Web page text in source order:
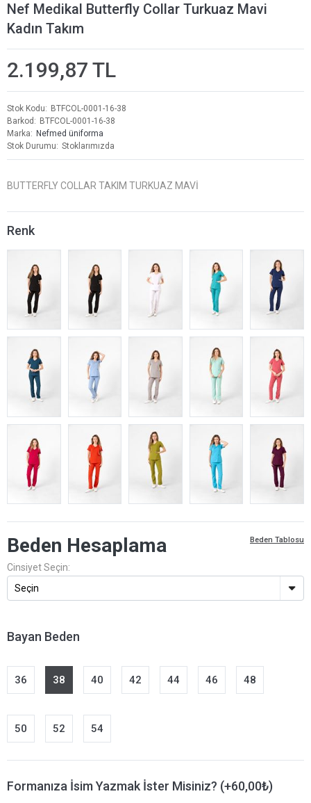
Nef Medikal Butterfly Collar Turkuaz Mavi
Kadın Takım
2.199,87 TL
Stok Kodu
BTFCOL-0001-16-38
Barkod
BTFCOL-0001-16-38
Marka
Nefmed üniforma
Stok Durumu
Stoklarımızda
BUTTERFLY COLLAR TAKIM TURKUAZ MAVİ
Renk
Beden Hesaplama
Cinsiyet Seçin:
Beden Tablosu
Bayan Beden
36 38 40 42 44 46 48
50 52 54
Formanıza İsim Yazmak İster Misiniz? (+60,00₺)